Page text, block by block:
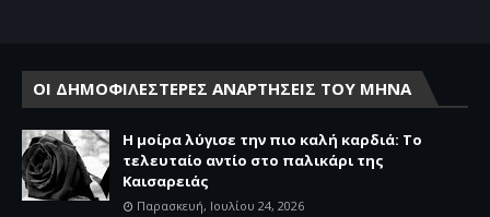
ΟΙ ΔΗΜΟΦΙΛΕΣΤΕΡΕΣ ΑΝΑΡΤΗΣΕΙΣ ΤΟΥ ΜΗΝΑ
Η μοίρα λύγισε την πιο καλή καρδιά: Το
τελευταίο αντίο στο παλικάρι της
Καισαρειάς
Παρασκευή, Ιουλίου 24, 2026